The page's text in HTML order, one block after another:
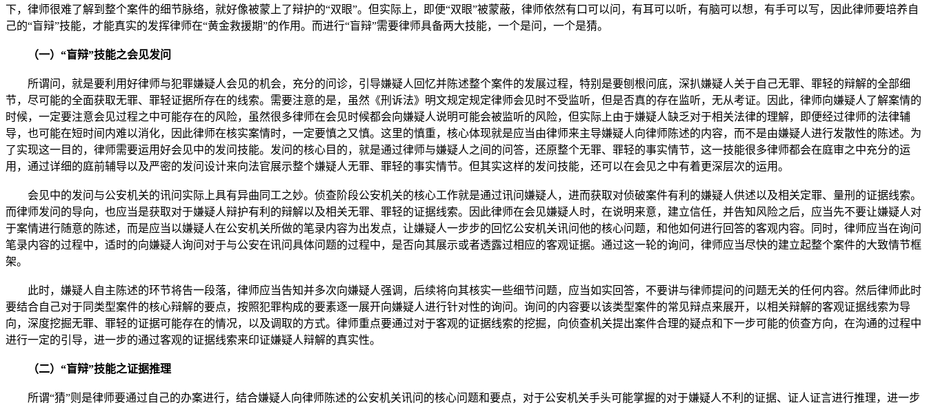
下，律师很难了解到整个案件的细节脉络，就好像被蒙上了辩护的“双眼”。但实际上，即便“双眼”被蒙蔽，律师依然有口可以问，有耳可以听，有脑可以想，有手可以写，因此律师要培养自
己的“盲辩”技能，才能真实的发挥律师在“黄金救援期”的作用。而进行“盲辩”需要律师具备两大技能，一个是问，一个是猜。
（一）“盲辩”技能之会见发问
所谓问，就是要利用好律师与犯罪嫌疑人会见的机会，充分的问诊，引导嫌疑人回忆并陈述整个案件的发展过程，特别是要刨根问底，深扒嫌疑人关于自己无罪、罪轻的辩解的全部细
节，尽可能的全面获取无罪、罪轻证据所存在的线索。需要注意的是，虽然《刑诉法》明文规定规定律师会见时不受监听，但是否真的存在监听，无从考证。因此，律师向嫌疑人了解案情的
时候，一定要注意会见过程之中可能存在的风险，虽然很多律师在会见时候都会向嫌疑人说明可能会被监听的风险，但实际上由于嫌疑人缺乏对于相关法律的理解，即便经过律师的法律辅
导，也可能在短时间内难以消化，因此律师在核实案情时，一定要慎之又慎。这里的慎重，核心体现就是应当由律师来主导嫌疑人向律师陈述的内容，而不是由嫌疑人进行发散性的陈述。为
了实现这一目的，律师需要运用好会见中的发问技能。发问的核心目的，就是通过律师与嫌疑人之间的问答，还原整个无罪、罪轻的事实情节，这一技能很多律师都会在庭审之中充分的运
用，通过详细的庭前辅导以及严密的发问设计来向法官展示整个嫌疑人无罪、罪轻的事实情节。但其实这样的发问技能，还可以在会见之中有着更深层次的运用。
会见中的发问与公安机关的讯问实际上具有异曲同工之妙。侦查阶段公安机关的核心工作就是通过讯问嫌疑人，进而获取对侦破案件有利的嫌疑人供述以及相关定罪、量刑的证据线索。
而律师发问的导向，也应当是获取对于嫌疑人辩护有利的辩解以及相关无罪、罪轻的证据线索。因此律师在会见嫌疑人时，在说明来意，建立信任，并告知风险之后，应当先不要让嫌疑人对
于案情进行随意的陈述，而是应当以嫌疑人在公安机关所做的笔录内容为出发点，让嫌疑人一步步的回忆公安机关讯问他的核心问题，和他如何进行回答的客观内容。同时，律师应当在询问
笔录内容的过程中，适时的向嫌疑人询问对于与公安在讯问具体问题的过程中，是否向其展示或者透露过相应的客观证据。通过这一轮的询问，律师应当尽快的建立起整个案件的大致情节框
架。
此时，嫌疑人自主陈述的环节将告一段落，律师应当告知并多次向嫌疑人强调，后续将向其核实一些细节问题，应当如实回答，不要讲与律师提问的问题无关的任何内容。然后律师此时
要结合自己对于同类型案件的核心辩解的要点，按照犯罪构成的要素逐一展开向嫌疑人进行针对性的询问。询问的内容要以该类型案件的常见辩点来展开，以相关辩解的客观证据线索为导
向，深度挖掘无罪、罪轻的证据可能存在的情况，以及调取的方式。律师重点要通过对于客观的证据线索的挖掘，向侦查机关提出案件合理的疑点和下一步可能的侦查方向，在沟通的过程中
进行一定的引导，进一步的通过客观的证据线索来印证嫌疑人辩解的真实性。
（二）“盲辩”技能之证据推理
所谓“猜”则是律师要通过自己的办案进行，结合嫌疑人向律师陈述的公安机关讯问的核心问题和要点，对于公安机关手头可能掌握的对于嫌疑人不利的证据、证人证言进行推理，进一步